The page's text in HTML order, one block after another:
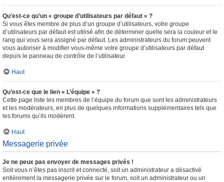
Qu’est-ce qu’un « groupe d’utilisateurs par défaut » ?
Si vous êtes membre de plus d’un groupe d’utilisateurs, votre groupe
d’utilisateurs par défaut est utilisé afin de déterminer quelle sera la couleur et le
rang qui vous sera assigné par défaut. Les administrateurs du forum peuvent
vous autoriser à modifier vous-même votre groupe d’utilisateurs par défaut
depuis le panneau de contrôle de l’utilisateur.
Haut
Qu’est-ce que le lien « L’équipe » ?
Cette page liste les membres de l’équipe du forum que sont les administrateurs
et les modérateurs, en plus de quelques informations supplémentaires tels que
les forums qu’ils modèrent.
Haut
Messagerie privée
Je ne peux pas envoyer de messages privés !
Soit vous n’êtes pas inscrit et connecté, soit un administrateur a désactivé
entièrement la messagerie privée sur le forum, soit un administrateur ou un